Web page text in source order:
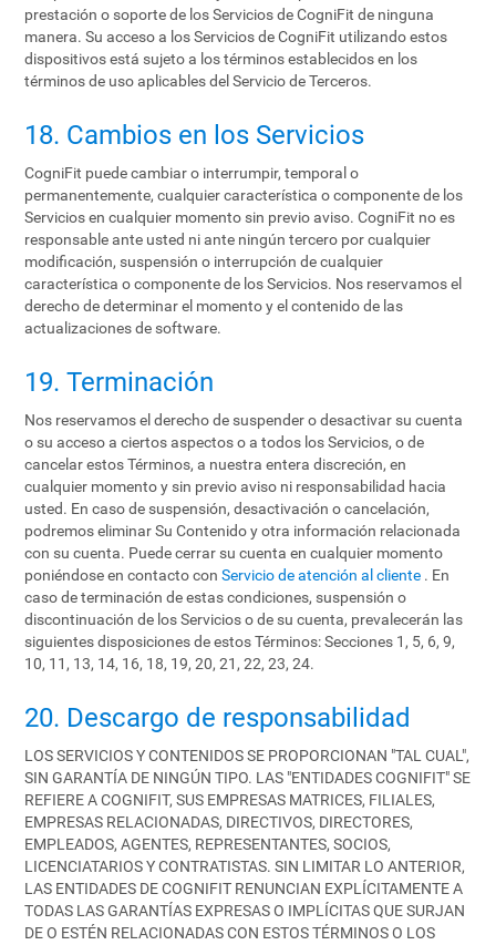
prestación o soporte de los Servicios de CogniFit de ninguna
manera. Su acceso a los Servicios de CogniFit utilizando estos
dispositivos está sujeto a los términos establecidos en los
términos de uso aplicables del Servicio de Terceros.
18. Cambios en los Servicios
CogniFit puede cambiar o interrumpir, temporal o
permanentemente, cualquier característica o componente de los
Servicios en cualquier momento sin previo aviso. CogniFit no es
responsable ante usted ni ante ningún tercero por cualquier
modificación, suspensión o interrupción de cualquier
característica o componente de los Servicios. Nos reservamos el
derecho de determinar el momento y el contenido de las
actualizaciones de software.
19. Terminación
Nos reservamos el derecho de suspender o desactivar su cuenta
o su acceso a ciertos aspectos o a todos los Servicios, o de
cancelar estos Términos, a nuestra entera discreción, en
cualquier momento y sin previo aviso ni responsabilidad hacia
usted. En caso de suspensión, desactivación o cancelación,
podremos eliminar Su Contenido y otra información relacionada
con su cuenta. Puede cerrar su cuenta en cualquier momento
poniéndose en contacto conServicio de atención al cliente . En
caso de terminación de estas condiciones, suspensión o
discontinuación de los Servicios o de su cuenta, prevalecerán las
siguientes disposiciones de estos Términos: Secciones 1, 5, 6, 9,
10, 11, 13, 14, 16, 18, 19, 20, 21, 22, 23, 24.
20. Descargo de responsabilidad
LOS SERVICIOS Y CONTENIDOS SE PROPORCIONAN "TAL CUAL",
SIN GARANTÍA DE NINGÚN TIPO. LAS "ENTIDADES COGNIFIT" SE
REFIERE A COGNIFIT, SUS EMPRESAS MATRICES, FILIALES,
EMPRESAS RELACIONADAS, DIRECTIVOS, DIRECTORES,
EMPLEADOS, AGENTES, REPRESENTANTES, SOCIOS,
LICENCIATARIOS Y CONTRATISTAS. SIN LIMITAR LO ANTERIOR,
LAS ENTIDADES DE COGNIFIT RENUNCIAN EXPLÍCITAMENTE A
TODAS LAS GARANTÍAS EXPRESAS O IMPLÍCITAS QUE SURJAN
DE O ESTÉN RELACIONADAS CON ESTOS TÉRMINOS O LOS